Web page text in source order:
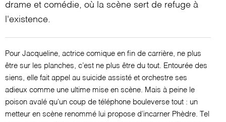
drame et comédie, où la scène sert de refuge à
l'existence.
Pour Jacqueline, actrice comique en fin de carrière, ne plus
être sur les planches, c’est ne plus être du tout. Entourée des
siens, elle fait appel au suicide assisté et orchestre ses
adieux comme une ultime mise en scène. Mais à peine le
poison avalé qu'un coup de téléphone bouleverse tout : un
metteur en scène renommé lui propose d’incarner Phèdre. Tel